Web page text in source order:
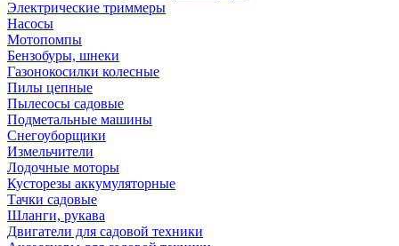
Электрические триммеры
Насосы
Мотопомпы
Бензобуры, шнеки
Газонокосилки колесные
Пилы цепные
Пылесосы садовые
Подметальные машины
Снегоуборщики
Измельчители
Лодочные моторы
Кусторезы аккумуляторные
Тачки садовые
Шланги, рукава
Двигатели для садовой техники